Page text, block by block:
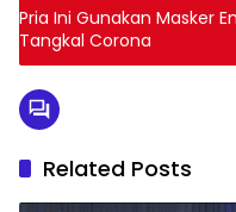
Pria Ini Gunakan Masker
Tangkal Corona
Related Posts